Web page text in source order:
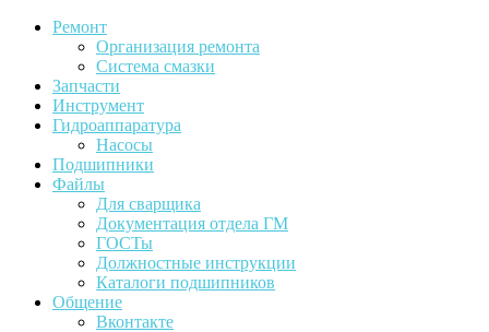
Ремонт
Организация ремонта
Система смазки
Запчасти
Инструмент
Гидроаппаратура
Насосы
Подшипники
Файлы
Для сварщика
Документация отдела ГМ
ГОСТы
Должностные инструкции
Каталоги подшипников
Общение
Вконтакте